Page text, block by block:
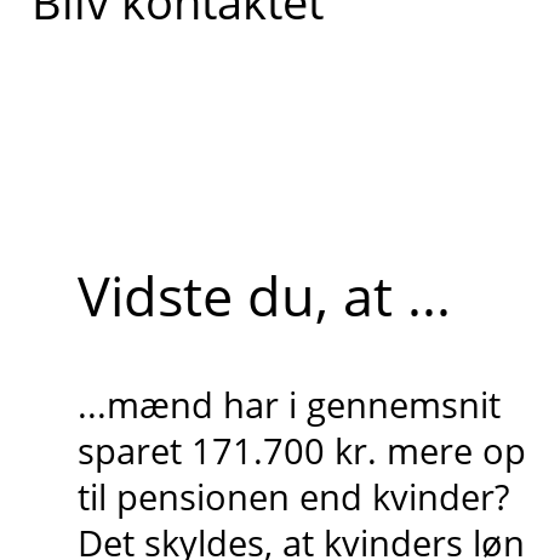
Vidste du, at ...
...mænd har i gennemsnit
sparet 171.700 kr. mere op
til pensionen end kvinder?
Det skyldes, at kvinders løn